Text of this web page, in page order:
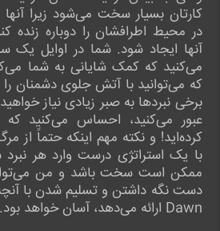
کارتان بسیار سخت می‌شود زیرا آنها
در محیط اطرافشان را دوباره زنده
آنها ایجاد شود. شما در اوایل یک
می‌کنید که کمک شایانی به شما
که می‌توانید با آتش جلوی دشمنان را
برخی نبردها به صبر زیادی نیاز
عبور می‌کنید، احساس می‌کنید
کرده‌اید! و نکته مهم اینکه حتماً از
با یک استراتژی درست وارد هر
ممکن است سخت باشد و من
Dawn ارائه می‌دهد، آسان خواهد بود.